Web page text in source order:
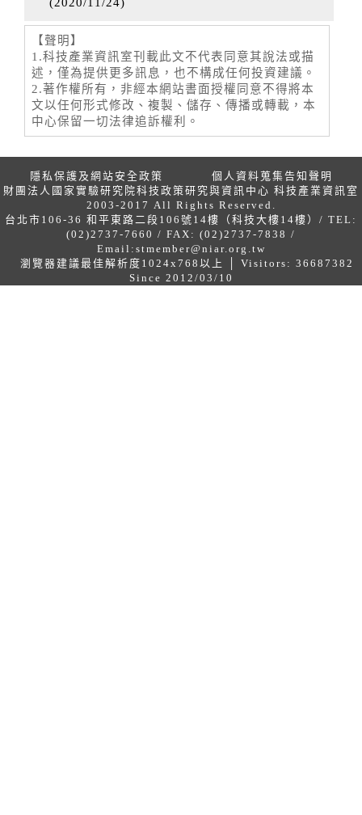
(2020/11/24)
【聲明】
1.科技產業資訊室刊載此文不代表同意其說法或描
述，僅為提供更多訊息，也不構成任何投資建議。
2.著作權所有，非經本網站書面授權同意不得將本
文以任何形式修改、複製、儲存、傳播或轉載，本
中心保留一切法律追訴權利。
隱私保護及網站安全政策
個人資料蒐集告知聲明
財團法人國家實驗研究院科技政策研究與資訊中心 科技產業資訊室
2003-2017 All Rights Reserved.
台北市106-36 和平東路二段106號14樓（科技大樓14樓）/ TEL:
(02)2737-7660 / FAX: (02)2737-7838 /
Email: stmember@niar.org.tw
瀏覽器建議最佳解析度1024x768以上 │ Visitors: 36687382
Since 2012/03/10